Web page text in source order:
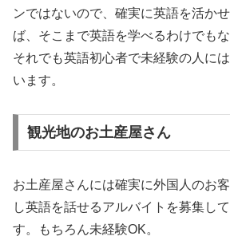
ンではないので、確実に英語を活か
ば、そこまで英語を学べるわけでも
それでも英語初心者で未経験の人に
います。
観光地のお土産屋さん
お土産屋さんには確実に外国人のお
し英語を話せるアルバイトを募集し
す。もちろん未経験OK。